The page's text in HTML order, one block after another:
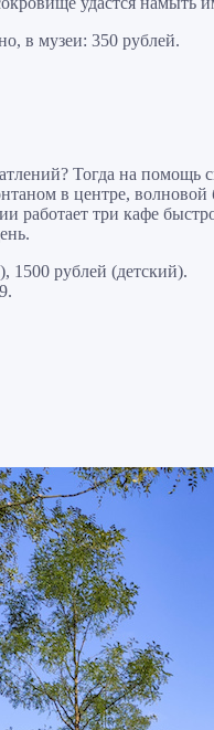
в музеи: 350 рублей.
Тогда на помощь
в центре, волновой
работает три кафе
1500 рублей (детский).